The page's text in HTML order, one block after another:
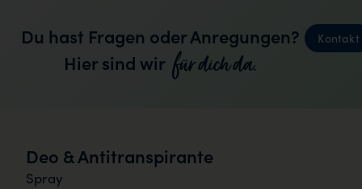
Du hast Fragen oder Anregungen?
Hier sind wir für dich da.
Kontakt
Deo & Antitranspirante
Spray